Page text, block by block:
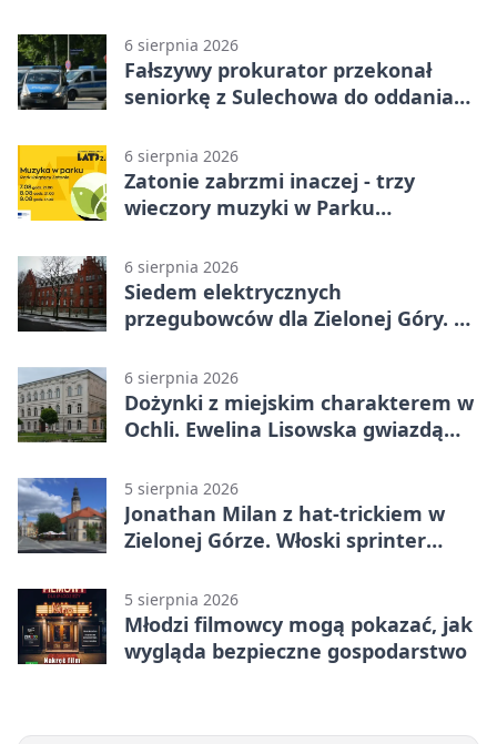
6 sierpnia 2026
Fałszywy prokurator przekonał
seniorkę z Sulechowa do oddania
6 sierpnia 2026
Zatonie zabrzmi inaczej - trzy
wieczory muzyki w Parku
6 sierpnia 2026
Siedem elektrycznych
przegubowców dla Zielonej Góry. To
6 sierpnia 2026
Dożynki z miejskim charakterem w
Ochli. Ewelina Lisowska gwiazdą
5 sierpnia 2026
Jonathan Milan z hat-trickiem w
Zielonej Górze. Włoski sprinter
5 sierpnia 2026
Młodzi filmowcy mogą pokazać, jak
wygląda bezpieczne gospodarstwo